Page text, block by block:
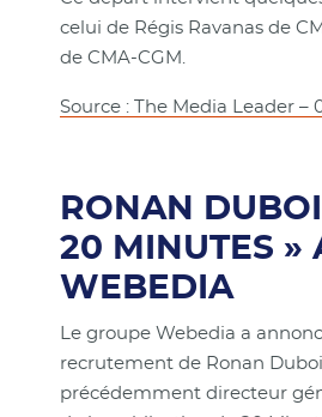
celui de Régis Ravanas de
de CMA-CGM.
Source : The Media Leader –
RONAN
20 MINUTES »
WEBEDIA
Le groupe Webedia a
recrutement de Ronan
précédemment directeur